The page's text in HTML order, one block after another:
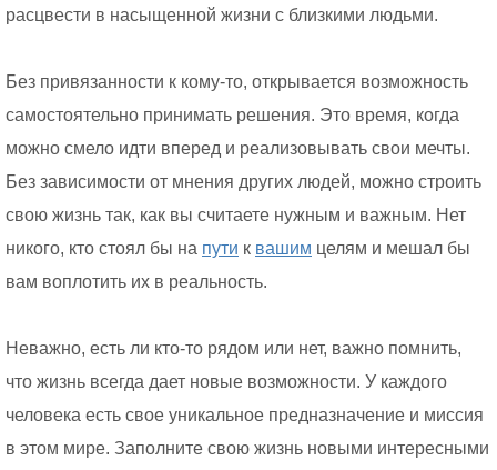
расцвести в насыщенной жизни с близкими людьми.
Без привязанности к кому-то, открывается возможность
самостоятельно принимать решения. Это время, когда
можно смело идти вперед и реализовывать свои мечты.
Без зависимости от мнения других людей, можно строить
свою жизнь так, как вы считаете нужным и важным. Нет
никого, кто стоял бы на пути к вашим целям и мешал бы
вам воплотить их в реальность.
Неважно, есть ли кто-то рядом или нет, важно помнить,
что жизнь всегда дает новые возможности. У каждого
человека есть свое уникальное предназначение и миссия
в этом мире. Заполните свою жизнь новыми интересными